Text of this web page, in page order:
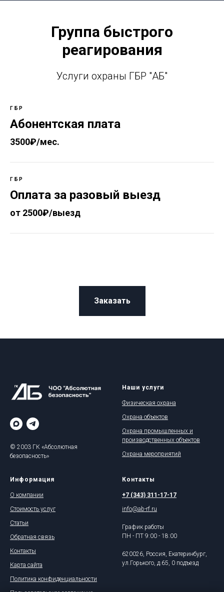
Группа быстрого
реагирования
Услуги охраны ГБР "АБ"
ГБР
Абонентская плата
3500₽/мес.
ГБР
Оплата за разовый выезд
от 2500₽/выезд
Заказать
© 2003 ГК «Абсолютная
безопасность»
Наши услуги
Физическая охрана
Охрана объектов
Охрана промышленных и
производственных объектов
Охрана мероприятий
Информация
О компании
Стоимость услуг
Статьи
Обратная связь
Контакты
Карта сайта
Политика конфиденциальности
Контакты
+7 (343) 311-17-17
info@ab-rf.ru
График работы
ПН - ПТ 9:00 - 18:00
620026, Россия, Екатеринбург,
ул.Горького, д.65, 0 подъезд